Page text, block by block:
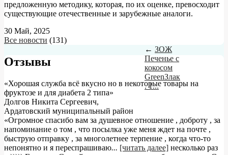
предложенную методику, которая, по их оценке, превосходит
существующие отечественные и зарубежные аналоги.
30 Май, 2025
Все новости (131)
Отзывы
«Хорошая служба всё вкусно но в некоторые товары на
фруктозе и для диабета 2 типа»
Долгов Никита Сергеевич,
Ардатовский муниципальный район
«Огромное спасибо вам за душевное отношение , доброту , за
напоминание о том , что посылка уже меня ждет на почте ,
быструю отправку , за многолетнее терпение , когда что-то
непонятно и я переспрашиваю... [читать далее] несколько раз
← ЗОЖ
Печенье с
кокосом
GreenЗлак
. 1...